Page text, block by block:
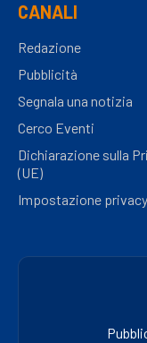
CANALI
Redazione
Pubblicità
Segnala una notizia
Cerco Eventi
Dichiarazione sulla
(UE)
Impostazione privacy